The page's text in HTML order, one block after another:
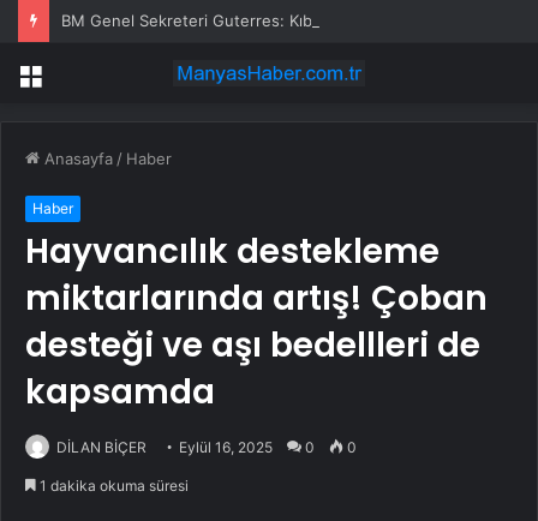
Menü
Anasayfa / Haber
Haber
Hayvancılık destekleme
miktarlarında artış! Çoban
desteği ve aşı bedellleri de
kapsamda
DİLAN BİÇER Eylül 16, 2025 0 0
1 dakika okuma süresi